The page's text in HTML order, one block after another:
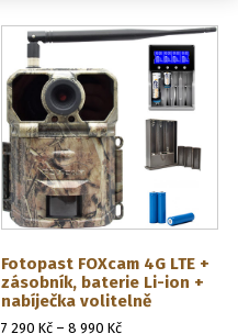
Fotopast FOXcam 4G LTE +
zásobník, baterie Li-ion +
nabíječka volitelně
7 290Kč – 8 990KčRozpětí